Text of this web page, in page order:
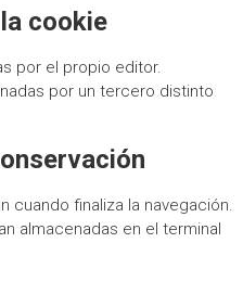
cookie
por el propio editor.
por un tercero distinto
cuando finaliza la navegación.
almacenadas en el terminal